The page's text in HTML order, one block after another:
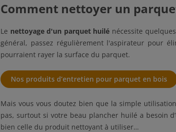
Comment nettoyer un
Le nettoyage d'un parquet huilé nécessite
général, passez régulièrement l'aspirateur pour
pourraient rayer la surface du parquet.
Nos produits d’entretien pour parquet en bois
Mais vous vous doutez bien que la simple
pas, surtout si votre beau plancher huilé a besoin
bien celle du produit nettoyant à utiliser…